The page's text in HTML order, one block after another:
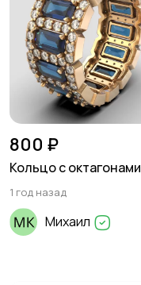
800 ₽
Кольцо с октагонами
1 год назад
Михаил